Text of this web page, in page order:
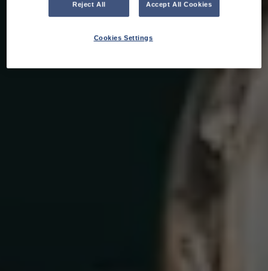
Reject All Accept All Cookies
Cookies Settings